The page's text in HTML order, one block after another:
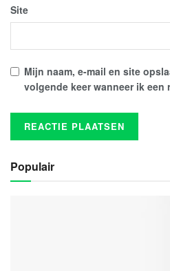
Site
Mijn naam, e-mail en site
volgende keer wanneer ik een
Populair